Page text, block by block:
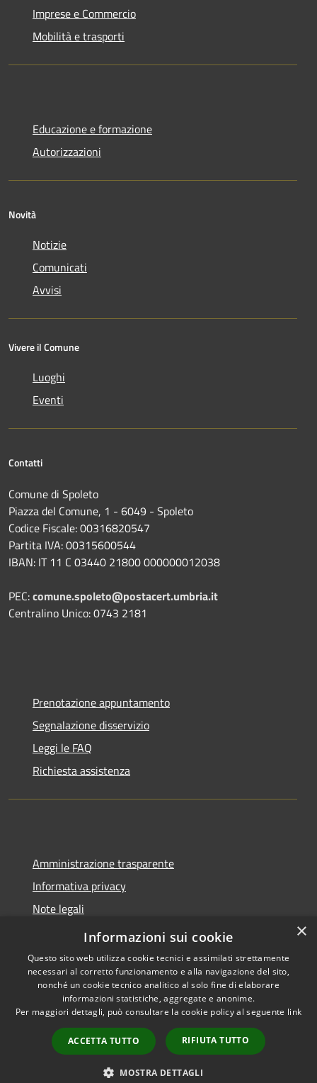
Imprese e Commercio
Mobilità e trasporti
Educazione e formazione
Autorizzazioni
Novità
Notizie
Comunicati
Avvisi
Vivere il Comune
Luoghi
Eventi
Contatti
Comune di Spoleto
Piazza del Comune, 1 - 6049 - Spoleto
Codice Fiscale: 00316820547
Partita IVA: 00315600544
IBAN: IT 11 C 03440 21800 000000012038
PEC:comune.spoleto@postacert.umbria.it
Centralino Unico: 0743 2181
Prenotazione appuntamento
Segnalazione disservizio
Leggi le FAQ
Richiesta assistenza
Amministrazione trasparente
Informativa privacy
Note legali
Dichiarazione di accessibilità
Accessibilità
Copyright © 2026 • Comune di
Spoleto • Powered by
Municipium•
Accesso
redazione
×
Informazioni sui cookie
Questo sito web utilizza cookie tecnici e assimilati strettamente
necessari al corretto funzionamento e alla navigazione del sito,
nonché un cookie tecnico analitico al solo fine di elaborare
informazioni statistiche, aggregate e anonime.
Per maggiori dettagli, può consultare la cookie policy al seguente link
ACCETTA TUTTO RIFIUTA TUTTO
MOSTRA DETTAGLI